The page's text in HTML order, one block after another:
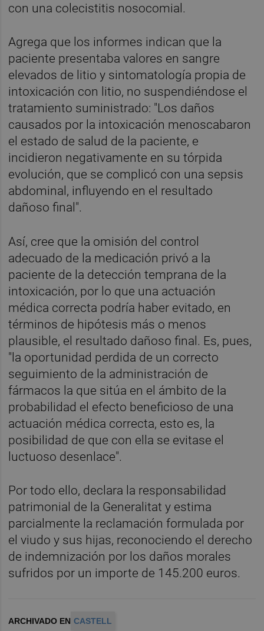
con una colecistitis nosocomial.
Agrega que los informes indican que la
paciente presentaba valores en sangre
elevados de litio y sintomatología propia de
intoxicación con litio, no suspendiéndose el
tratamiento suministrado: "Los daños
causados por la intoxicación menoscabaron
el estado de salud de la paciente, e
incidieron negativamente en su tórpida
evolución, que se complicó con una sepsis
abdominal, influyendo en el resultado
dañoso final".
Así, cree que la omisión del control
adecuado de la medicación privó a la
paciente de la detección temprana de la
intoxicación, por lo que una actuación
médica correcta podría haber evitado, en
términos de hipótesis más o menos
plausible, el resultado dañoso final. Es, pues,
"la oportunidad perdida de un correcto
seguimiento de la administración de
fármacos la que sitúa en el ámbito de la
probabilidad el efecto beneficioso de una
actuación médica correcta, esto es, la
posibilidad de que con ella se evitase el
luctuoso desenlace".
Por todo ello, declara la responsabilidad
patrimonial de la Generalitat y estima
parcialmente la reclamación formulada por
el viudo y sus hijas, reconociendo el derecho
de indemnización por los daños morales
sufridos por un importe de 145.200 euros.
ARCHIVADO EN CASTELL